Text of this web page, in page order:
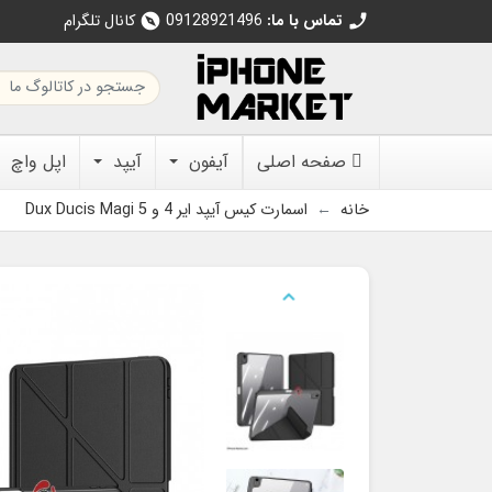
call تماس با ما: 09128921496
explore کانال تلگرام
صفحه اصلی آیفون آیپد اپل واچ
خانه اسمارت کیس آیپد ایر 4 و 5 Dux Ducis Magi
